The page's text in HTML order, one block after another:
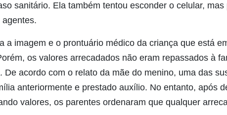
sanitário. Ela também tentou esconder o celular,
a imagem e o prontuário médico da criança que está
os valores arrecadados não eram repassados à
De acordo com o relato da mãe do menino, uma das
anteriormente e prestado auxílio. No entanto, após
valores, os parentes ordenaram que qualquer